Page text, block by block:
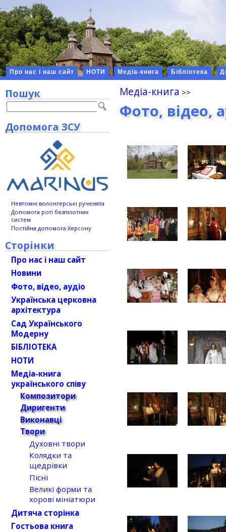
Про нас і наш сайт НОТИ Медіа-книга Бібліотека
Медіа-книга
Фото, відео,
Пошук
Допомога ЗСУ
Невтомні волонтерські рученята
Допомога роті безпілотних
систем
Постійна допомога Херсону
Сторінки
Про нас і наш сайт
Новини
Фото, відео, аудіо
Українська церковна
архітектура
Сад Українського
Модерну
БІБЛІОТЕКА
НОТИ
Медіа-книга
українського співу
Композитори
Диригенти
Виконавці
Твори
Духовні твори
Колядки та
щедрівки
Пісні
Великі форми та
хорові мініатюри
Дитяча сторінка
Гостьова книга